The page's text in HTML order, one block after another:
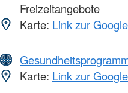
Freizeitangebote
Karte: Link zur
Karte: Link zur